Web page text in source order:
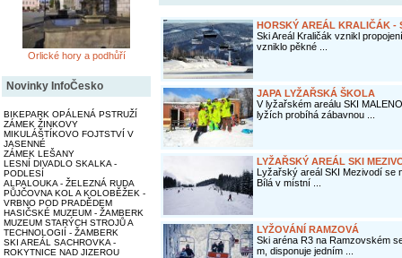
Orlické hory a podhůří
Novinky InfoČesko
BIKEPARK OPÁLENÁ PSTRUŽÍ
ZÁMEK ŽINKOVY
MIKULÁŠTÍKOVO FOJTSTVÍ V
JASENNÉ
ZÁMEK LEŠANY
LESNÍ DIVADLO SKALKA -
PODLESÍ
ALPALOUKA - ŽELEZNÁ RUDA
PŮJČOVNA KOL A KOLOBĚŽEK -
VRBNO POD PRADĚDEM
HASIČSKÉ MUZEUM - ŽAMBERK
MUZEUM STARÝCH STROJŮ A
TECHNOLOGIÍ - ŽAMBERK
SKI AREÁL SACHROVKA -
ROKYTNICE NAD JIZEROU
HORSKÝ AREÁL KRALIČÁK -
Ski Areál Kraličák vznikl
vzniklo pěkné ...
JAPA LYŽAŘSKÁ ŠKOLA
V lyžařském areálu SKI
lyžích probíhá zábavnou ...
LYŽAŘSKÝ AREÁL SKI
Lyžařský areál SKI Mezivodí se
Bílá v místní ...
LYŽOVÁNÍ RAMZOVÁ
Ski aréna R3 na Ramzovském
m, disponuje jedním ...